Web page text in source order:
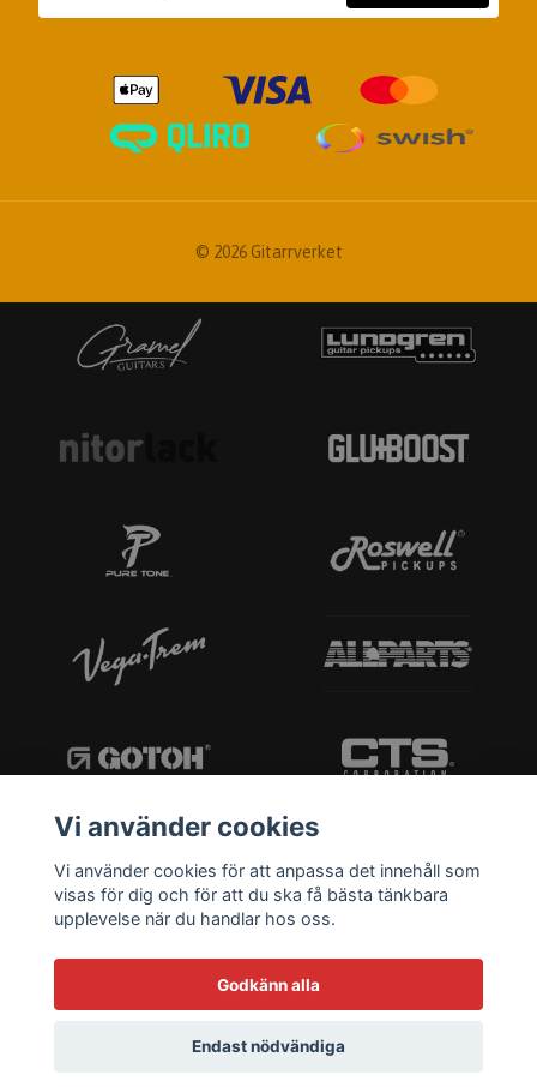
© 2026 Gitarrverket
Vi använder cookies
Vi använder cookies för att anpassa det innehåll som
visas för dig och för att du ska få bästa tänkbara
upplevelse när du handlar hos oss.
Godkänn alla
Endast nödvändiga